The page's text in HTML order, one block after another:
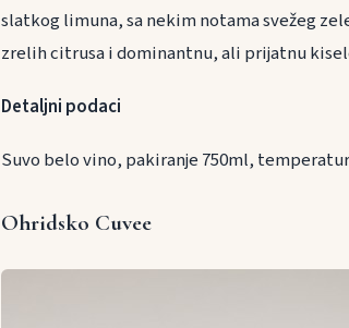
slatkog limuna, sa nekim notama svežeg
zrelih citrusa i dominantnu, ali prijatnu
Detaljni podaci
Suvo belo vino, pakiranje 750ml,
Ohridsko Cuvee